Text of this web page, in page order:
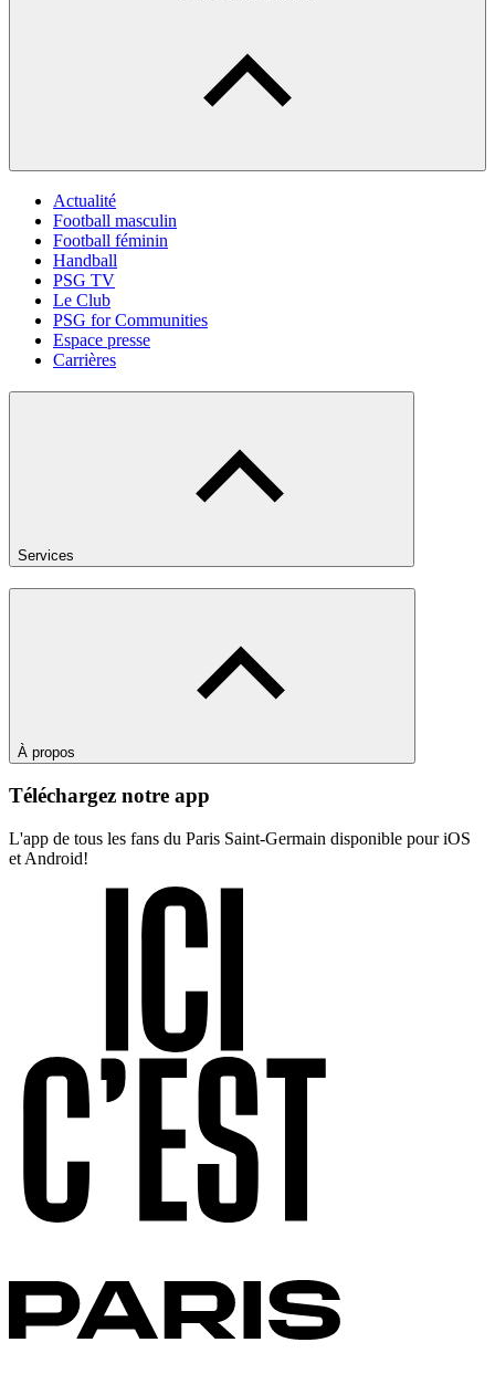
Actualité
Football masculin
Football féminin
Handball
PSG TV
Le Club
PSG for Communities
Espace presse
Carrières
Services
À propos
Téléchargez notre app
L'app de tous les fans du Paris Saint-Germain disponible pour iOS
et Android!